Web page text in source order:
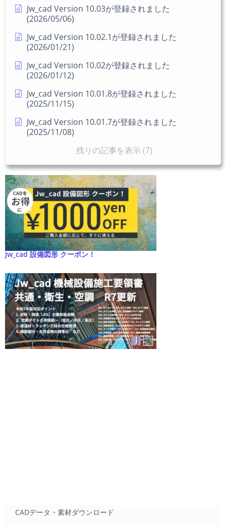
Jw_cad Version 10.03が登録されました
(2026/05/06)
Jw_cad Version 10.02.1が登録されました
(2026/01/21)
Jw_cad Version 10.02が登録されました
(2026/01/12)
Jw_cad Version 10.01.8が登録されました
(2025/11/15)
Jw_cad Version 10.01.7が登録されました
(2025/11/08)
残りの記事を表示 (7)
Jw_cad 設備図形 クーポン！
CADデータ・素材ダウンロード